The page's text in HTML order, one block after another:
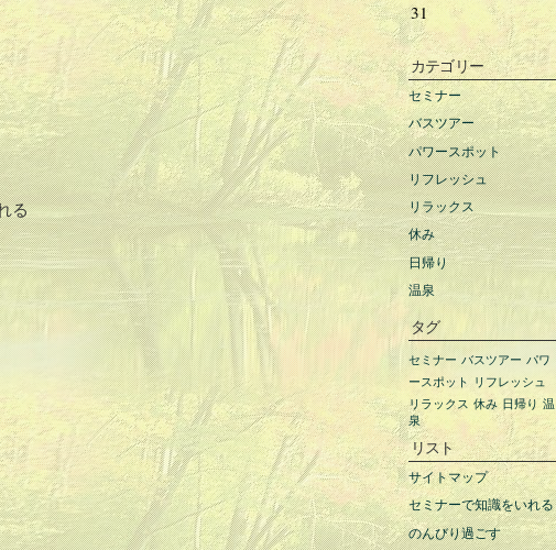
る
31
カテゴリー
セミナー
バスツアー
パワースポット
リフレッシュ
リラックス
休み
日帰り
温泉
タグ
セミナー バスツアー パワ
ースポット リフレッシュ
リラックス 休み 日帰り 温
泉
リスト
サイトマップ
セミナーで知識をいれる
のんびり過ごす